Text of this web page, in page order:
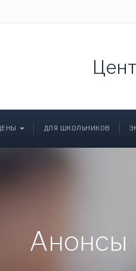
ДЛЯ ШКОЛЬНИКОВ
Анонсы